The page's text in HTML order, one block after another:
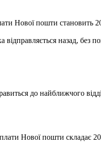
Нової пошти
назад, без
до найближчого
Нової пошти складає